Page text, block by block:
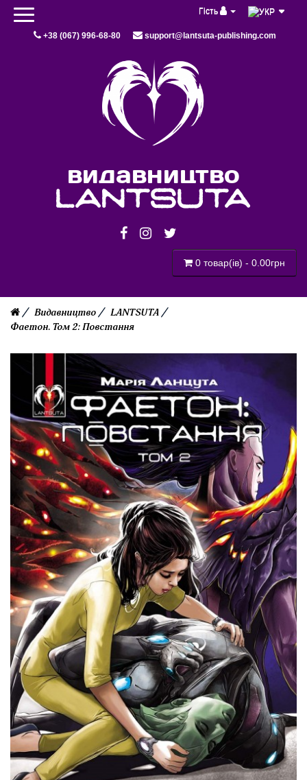
Гість
+38 (067) 996-68-80 support@lantsuta-publishing.com
видавництво
lantsuta
0 товар(ів) - 0.00грн
Видавництво
LANTSUTA
Фаетон. Том 2: Повстання